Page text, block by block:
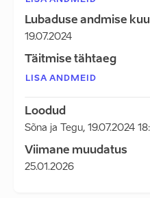
Lubaduse andmise
19.07.2024
Täitmise tähtaeg
LISA ANDMEID
Loodud
Sõna ja Tegu, 19.07.2024
Viimane muudatus
25.01.2026